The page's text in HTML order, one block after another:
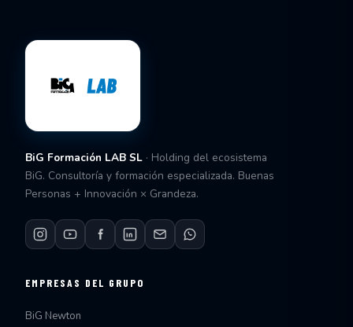
BiG Formación LAB SL · Holding del ecosistema
BiG. Consultoría y formación especializada. Buenas
Personas + Innovación × Grandeza.
EMPRESAS DEL GRUPO
BiG Newton